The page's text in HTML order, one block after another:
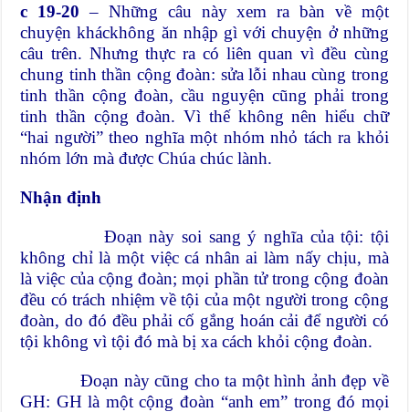
c 19-20 – Những câu này xem ra bàn về một
chuyện kháckhông ăn nhập gì với chuyện ở những
câu trên. Nhưng thực ra có liên quan vì đều cùng
chung tinh thần cộng đoàn: sửa lỗi nhau cùng trong
tinh thần cộng đoàn, cầu nguyện cũng phải trong
tinh thần cộng đoàn. Vì thế không nên hiểu chữ
“hai người” theo nghĩa một nhóm nhỏ tách ra khỏi
nhóm lớn mà được Chúa chúc lành.
Nhận định
Đoạn này soi sang ý nghĩa của tội: tội
không chỉ là một việc cá nhân ai làm nấy chịu, mà
là việc của cộng đoàn; mọi phần tử trong cộng đoàn
đều có trách nhiệm về tội của một người trong cộng
đoàn, do đó đều phải cố gắng hoán cải để người có
tội không vì tội đó mà bị xa cách khỏi cộng đoàn.
Đoạn này cũng cho ta một hình ảnh đẹp về
GH: GH là một cộng đoàn “anh em” trong đó mọi